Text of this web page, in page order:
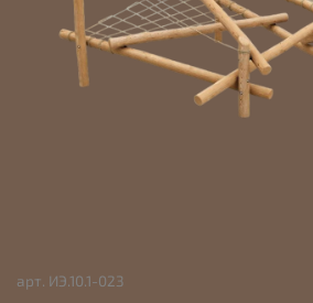
арт. ИЭ.10.1-023